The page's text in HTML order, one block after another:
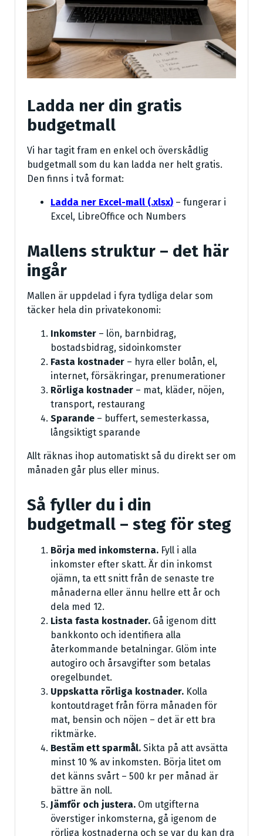
Ladda ner din gratis
budgetmall
Vi har tagit fram en enkel och överskådlig
budgetmall som du kan ladda ner helt gratis.
Den finns i två format:
Ladda ner Excel-mall (.xlsx) – fungerar i
Excel, LibreOffice och Numbers
Mallens struktur – det här
ingår
Mallen är uppdelad i fyra tydliga delar som
täcker hela din privatekonomi:
Inkomster – lön, barnbidrag,
bostadsbidrag, sidoinkomster
Fasta kostnader – hyra eller bolån, el,
internet, försäkringar, prenumerationer
Rörliga kostnader – mat, kläder, nöjen,
transport, restaurang
Sparande – buffert, semesterkassa,
långsiktigt sparande
Allt räknas ihop automatiskt så du direkt ser om
månaden går plus eller minus.
Så fyller du i din
budgetmall – steg för steg
Börja med inkomsterna. Fyll i alla
inkomster efter skatt. Är din inkomst
ojämn, ta ett snitt från de senaste tre
månaderna eller ännu hellre ett år och
dela med 12.
Lista fasta kostnader. Gå igenom ditt
bankkonto och identifiera alla
återkommande betalningar. Glöm inte
autogiro och årsavgifter som betalas
oregelbundet.
Uppskatta rörliga kostnader. Kolla
kontoutdraget från förra månaden för
mat, bensin och nöjen – det är ett bra
riktmärke.
Bestäm ett sparmål. Sikta på att avsätta
minst 10 % av inkomsten. Börja litet om
det känns svårt – 500 kr per månad är
bättre än noll.
Jämför och justera. Om utgifterna
överstiger inkomsterna, gå igenom de
rörliga kostnaderna och se var du kan dra